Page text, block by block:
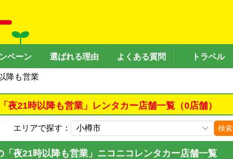
ペーン 選ばれる理由 よくある質問 トラベル
降も営業
夜21時以降も営業」レンタカー店舗一覧（0店舗）
エリアで探す： 検索
「夜21時以降も営業」ニコニコレンタカー店舗一覧